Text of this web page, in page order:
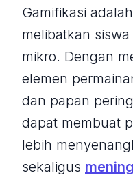
Gamifikasi
melibatkan
mikro. Dengan
elemen
dan papan
dapat membuat
lebih
sekaligus